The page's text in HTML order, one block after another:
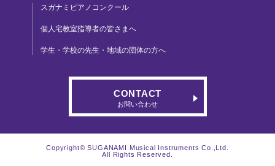
スガナミピアノコンクール
個人宅教室指導者の皆さまへ
学生・学校の先生・地域の団体の方へ
CONTACT
お問い合わせ
Copyright© SUGANAMI Musical Instruments Co.,Ltd.
All Rights Reserved.